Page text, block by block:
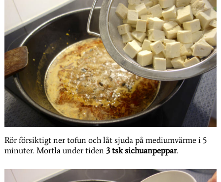
Rör försiktigt ner tofun och låt sjuda på mediumvärme i 5
minuter. Mortla under tiden3 tsk sichuanpeppar.